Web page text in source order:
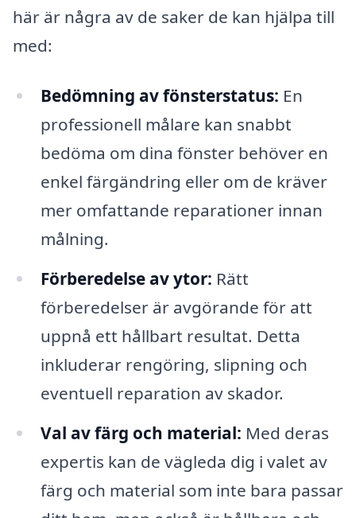
här är några av de saker de kan hjälpa till
med:
Bedömning av fönsterstatus: En
professionell målare kan snabbt
bedöma om dina fönster behöver en
enkel färgändring eller om de kräver
mer omfattande reparationer innan
målning.
Förberedelse av ytor: Rätt
förberedelser är avgörande för att
uppnå ett hållbart resultat. Detta
inkluderar rengöring, slipning och
eventuell reparation av skador.
Val av färg och material: Med deras
expertis kan de vägleda dig i valet av
färg och material som inte bara passar